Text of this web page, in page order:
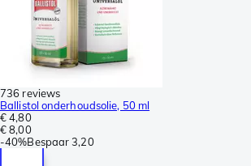
736 reviews
Ballistol onderhoudsolie, 50 ml
€ 4,80
€ 8,00
-40%Bespaar 3,20